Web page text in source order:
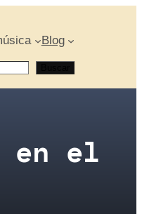
Blog
en el